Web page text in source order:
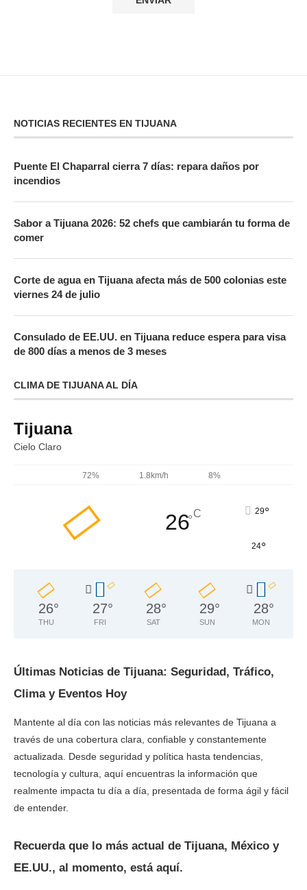
NOTICIAS RECIENTES EN TIJUANA
Puente El Chaparral cierra 7 días: repara daños por
incendios
Sabor a Tijuana 2026: 52 chefs que cambiarán tu forma de
comer
Corte de agua en Tijuana afecta más de 500 colonias este
viernes 24 de julio
Consulado de EE.UU. en Tijuana reduce espera para visa
de 800 días a menos de 3 meses
CLIMA DE TIJUANA AL DÍA
Tijuana
Cielo Claro
72% 1.8km/h 8%
26°C 29°
24°
26°
THU
27°
FRI
28°
SAT
29°
SUN
28°
MON
Últimas Noticias de Tijuana: Seguridad, Tráfico,
Clima y Eventos Hoy
Mantente al día con las noticias más relevantes de Tijuana a
través de una cobertura clara, confiable y constantemente
actualizada. Desde seguridad y política hasta tendencias,
tecnología y cultura, aquí encuentras la información que
realmente impacta tu día a día, presentada de forma ágil y fácil
de entender.
Recuerda que lo más actual de Tijuana, México y
EE.UU., al momento, está aquí.